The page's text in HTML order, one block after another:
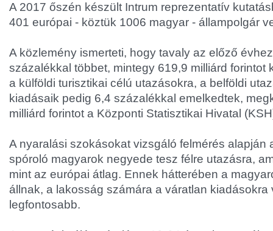
A 2017 őszén készült Intrum reprezentatív
401 európai - köztük 1006 magyar - állampolgár
A közlemény ismerteti, hogy tavaly az előző
százalékkal többet, mintegy 619,9 milliárd forintot
a külföldi turisztikai célú utazásokra, a belföldi
kiadásaik pedig 6,4 százalékkal emelkedtek,
milliárd forintot a Központi Statisztikai Hivatal
A nyaralási szokásokat vizsgáló felmérés alapján
spóroló magyarok negyede tesz félre utazásra,
mint az európai átlag. Ennek hátterében a
állnak, a lakosság számára a váratlan kiadásokra
legfontosabb.